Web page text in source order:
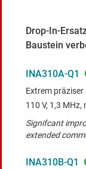
Drop-In-
Baustein
INA310A-Q1
Extrem präziser
110 V, 1,3
Signifcant
extended
INA310B-Q1